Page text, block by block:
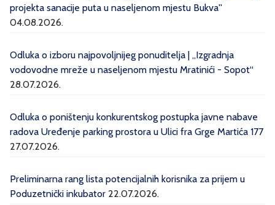
projekta sanacije puta u naseljenom mjestu Bukva''
04.08.2026.
Odluka o izboru najpovoljnijeg ponuditelja | „Izgradnja
vodovodne mreže u naseljenom mjestu Mratinići - Sopot“
28.07.2026.
Odluka o poništenju konkurentskog postupka javne nabave
radova Uređenje parking prostora u Ulici fra Grge Martića 177
27.07.2026.
Preliminarna rang lista potencijalnih korisnika za prijem u
Poduzetnički inkubator 22.07.2026.